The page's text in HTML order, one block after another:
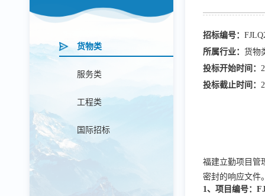
货物类
服务类
工程类
国际招标
招标编号：
所属行业： 货物
投标开始时间：
投标截止时间：
福建立勤项目管
密封的响应文件
1、项目编号：